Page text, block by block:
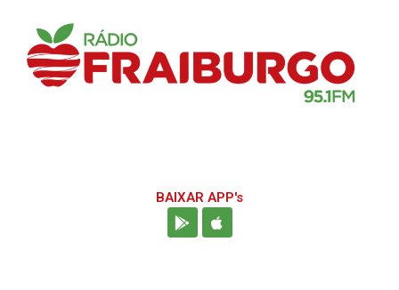
BAIXAR APP's